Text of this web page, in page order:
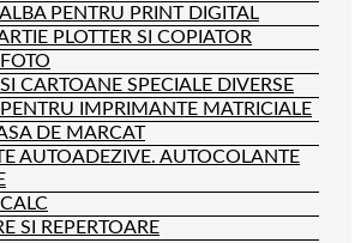
PENTRU PRINT DIGITAL
PLOTTER SI COPIATOR
CARTOANE SPECIALE DIVERSE
IMPRIMANTE MATRICIALE
DE MARCAT
AUTOADEZIVE. AUTOCOLANTE
SI REPERTOARE